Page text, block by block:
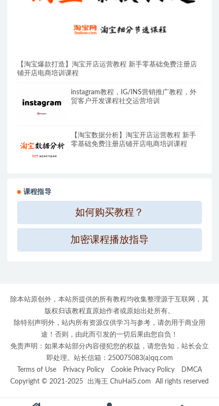
【淘宝爆款打造】淘宝开店运营教程 新手零基础免费注册店
铺开店电商培训课程
instagram教程，IG/INS营销推广教程，外
贸客户开发课程社交运营培训
【淘宝数据分析】淘宝开店运营教程 新手
零基础免费注册店铺开店电商培训课程
课程指导
如何购买教程？
加密课程播放指导
除本站原创外，本站所提供的所有教程均收集整理源于互联网，其
版权归该教程直原始作者或原始出处所有。
除特别声明外，站内所有资源仅供学习与参考，请勿用于商业用
途！否则，由此而引发的一切后果由您自负！
免责声明：如果本站部分内容侵犯您的权益，请您告知，站长会立
即处理。站长信箱：250075083(a)qq.com
Terms of Use
Privacy Policy Cookie Privacy Policy
DMCA
Copyright © 2021-2025
出海王 ChuHai5.com All rights reserved